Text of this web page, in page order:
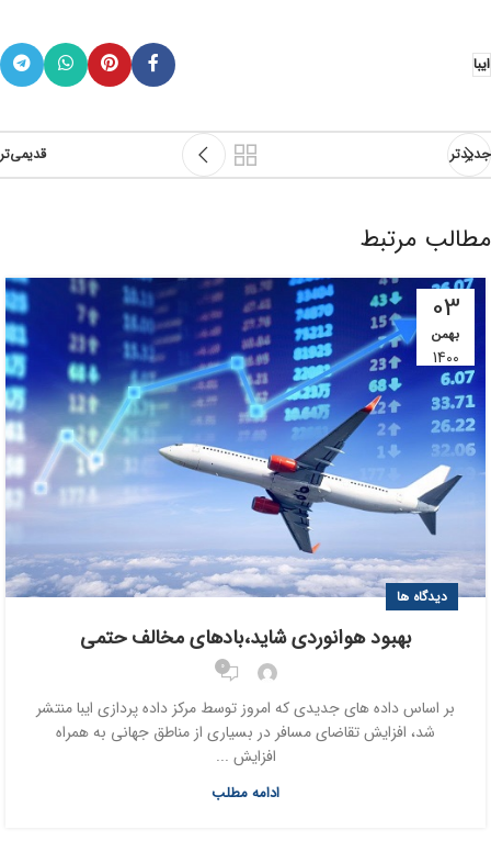
ایبا
جدیدتر قدیمی‌تر
مطالب مرتبط
03
بهمن
1400
دیدگاه ها
بهبود هوانوردی شاید،بادهای مخالف حتمی
0
بر اساس داده های جدیدی که امروز توسط مرکز داده پردازی ایبا منتشر
شد، افزایش تقاضای مسافر در بسیاری از مناطق جهانی به همراه
افزایش ...
ادامه مطلب